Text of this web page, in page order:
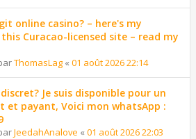
online casino? – here's my
Curacao-licensed site – read my
ThomasLag « 01 août 2026 22:14
Je suis disponible pour un
et payant, Voici mon whatsApp :
JeedahAnalove « 01 août 2026 22:03